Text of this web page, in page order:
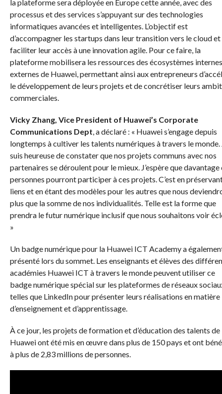
la plateforme sera déployée en Europe cette année, avec des
processus et des services s’appuyant sur des technologies
informatiques avancées et intelligentes. L’objectif est
d’accompagner les startups dans leur transition vers le cloud et
faciliter leur accès à une innovation agile. Pour ce faire, la
plateforme mobilisera les ressources des écosystèmes
externes de Huawei, permettant ainsi aux entrepreneurs
le développement de leurs projets et de concrétiser leurs
commerciales.
Vicky Zhang, Vice President of Huawei’s Corporate
Communications Dept, a déclaré : « Huawei s’engage depuis
longtemps à cultiver les talents numériques à travers le monde.
suis heureuse de constater que nos projets communs avec nos
partenaires se déroulent pour le mieux. J’espère que davantage
personnes pourront participer à ces projets. C’est en
liens et en étant des modèles pour les autres que nous
plus que la somme de nos individualités. Telle est la forme que
prendra le futur numérique inclusif que nous souhaitons voir
»
Un badge numérique pour la Huawei ICT Academy a
présenté lors du sommet. Les enseignants et élèves des
académies Huawei ICT à travers le monde peuvent utiliser ce
badge numérique spécial sur les plateformes de réseaux
telles que LinkedIn pour présenter leurs réalisations en matière
d’enseignement et d’apprentissage.
À ce jour, les projets de formation et d’éducation des talents de
Huawei ont été mis en œuvre dans plus de 150 pays et ont
à plus de 2,83 millions de personnes.